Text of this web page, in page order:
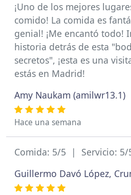
¡Uno de los mejores
comido! La comida es
genial! ¡Me encantó todo!
historia detrás de esta
secretos", ¡esta es una
estás en Madrid!
Amy Naukam (amilwr13.1)
Hace una semana
Comida: 5/5 | Servicio:
Guillermo Davó López,